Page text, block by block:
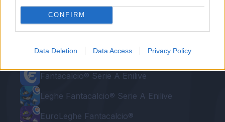
CONFIRM
Data Deletion Data Access Privacy Policy
Le nostre app
Fantacalcio® Serie A Enilive
Leghe Fantacalcio® Serie A Enilive
EuroLeghe Fantacalcio®